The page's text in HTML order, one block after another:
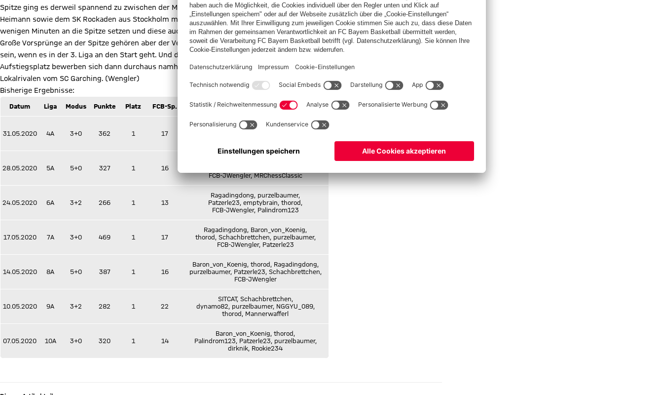
Spitze ging es derweil spannend zu zwischen der Mannschaft des FC Bayern und sowie den Teams aus Lörrach um GM Andreas
Heimann sowie dem SK Rockaden aus Stockholm mit GM Erik Blomqvist. Dabei konnte sich unsere Mannschaft bereits nach
wenigen Minuten an die Spitze setzen und diese auch bis zum Ende verteidigen.
Große Vorsprünge an der Spitze gehören aber der Vergangenheit an, und das wird gewiss auch am kommenden Donnerstag so
sein, wenn es in der 3. Liga an den Start geht. Und dann wird erstmals nur noch ein Aufsteiger ausgespielt. Und um diesen
Aufstiegsplatz bewerben sich dann durchaus namhafte Gegner, unter anderem der FC St. Pauli oder auch unserer
Lokalrivalen vom SC Garching. (Wengler)
Bisherige Ergebnisse:
Datum Liga Modus Punkte Platz FCB-Sp. davon in Wertung
31.05.2020 4A 3+0 362 1 17
Baron_von_Koenig, Belezky,
28.05.2020 5A 5+0 327 1 16
FCB-JWengler, MRChessClassic
24.05.2020 6A 3+2 266 1 13
Ragadingdong, purzelbaumer,
Patzerle23, emptybrain, thorod,
FCB-JWengler, Palindrom123
17.05.2020 7A 3+0 469 1 17
Ragadingdong, Baron_von_Koenig,
thorod, Schachbrettchen, purzelbaumer,
FCB-JWengler, Patzerle23
14.05.2020 8A 5+0 387 1 16
Baron_von_Koenig, thorod, Ragadingdong,
purzelbaumer, Patzerle23, Schachbrettchen,
FCB-JWengler
10.05.2020 9A 3+2 282 1 22
SITCAT, Schachbrettchen,
dynamo82, purzelbaumer, NGGYU_089,
thorod, Mannerwafferl
07.05.2020 10A 3+0 320 1 14
Baron_von_Koenig, thorod,
Palindrom123, Patzerle23, purzelbaumer,
dirknik, Rookie234